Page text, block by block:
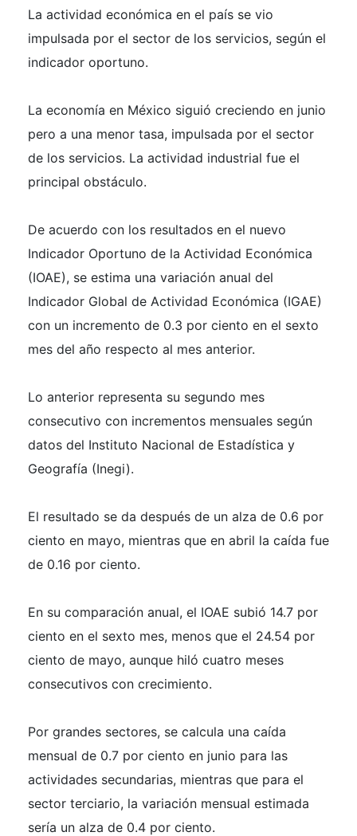
La actividad económica en el país se vio
impulsada por el sector de los servicios, según el
indicador oportuno.
La economía en México siguió creciendo en junio
pero a una menor tasa, impulsada por el sector
de los servicios. La actividad industrial fue el
principal obstáculo.
De acuerdo con los resultados en el nuevo
Indicador Oportuno de la Actividad Económica
(IOAE), se estima una variación anual del
Indicador Global de Actividad Económica (IGAE)
con un incremento de 0.3 por ciento en el sexto
mes del año respecto al mes anterior.
Lo anterior representa su segundo mes
consecutivo con incrementos mensuales según
datos del Instituto Nacional de Estadística y
Geografía (Inegi).
El resultado se da después de un alza de 0.6 por
ciento en mayo, mientras que en abril la caída fue
de 0.16 por ciento.
En su comparación anual, el IOAE subió 14.7 por
ciento en el sexto mes, menos que el 24.54 por
ciento de mayo, aunque hiló cuatro meses
consecutivos con crecimiento.
Por grandes sectores, se calcula una caída
mensual de 0.7 por ciento en junio para las
actividades secundarias, mientras que para el
sector terciario, la variación mensual estimada
sería un alza de 0.4 por ciento.